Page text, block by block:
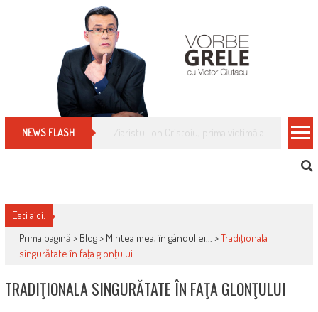
NEWS FLASH Cum îți schimbi, rapid, gratuit și eficient,
Esti aici:
Prima pagină > Blog> Mintea mea, în gândul ei... >Tradiţionala
singurătate în faţa glonţului
TRADIŢIONALA SINGURĂTATE ÎN FAŢA GLONŢULUI